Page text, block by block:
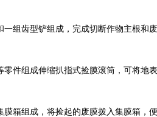
齿型铲组成，完成切断作物主根和废
组成伸缩扒指式捡膜滚筒，可将地
组成，将捡起的废膜拨入集膜箱，便